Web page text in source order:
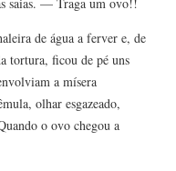
de água a ferver e, de
tortura, ficou de pé uns
a mísera
olhar esgazeado,
o ovo chegou a